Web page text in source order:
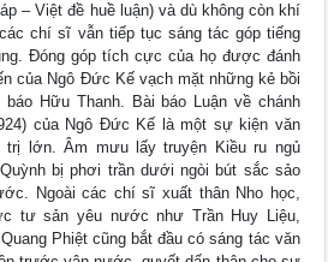
– Việt đề huề luận) và dù không còn khí
chí sĩ vẫn tiếp tục sáng tác góp tiếng
Đóng góp tích cực của họ được đánh
của Ngô Đức Kế vạch mặt những kẻ bồi
Hữu Thanh. Bài báo Luận về chánh
của Ngô Đức Kế là một sự kiện văn
trị lớn. Âm mưu lấy truyện Kiều ru ngủ
bị phơi trần dưới ngòi bút sắc sảo
Ngoài các chí sĩ xuất thân Nho học,
tư sản yêu nước như Trần Huy Liệu,
Phiệt cũng bắt đầu có sáng tác văn